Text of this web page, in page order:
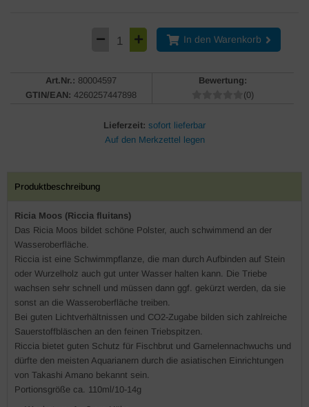
In den Warenkorb
Art.Nr.: 80004597
GTIN/EAN: 4260257447898
Bewertung:
(0)
Lieferzeit: sofort lieferbar
Produktbeschreibung
Ricia Moos (Riccia fluitans)
Das Ricia Moos bildet schöne Polster, auch schwimmend an der
Wasseroberfläche.
Riccia ist eine Schwimmpflanze, die man durch Aufbinden auf Stein
oder Wurzelholz auch gut unter Wasser halten kann. Die Triebe
wachsen sehr schnell und müssen dann ggf. gekürzt werden, da sie
sonst an die Wasseroberfläche treiben.
Bei guten Lichtverhältnissen und CO2-Zugabe bilden sich zahlreiche
Sauerstoffbläschen an den feinen Triebspitzen.
Riccia bietet guten Schutz für Fischbrut und Garnelennachwuchs und
dürfte den meisten Aquarianern durch die asiatischen Einrichtungen
von Takashi Amano bekannt sein.
Portionsgröße ca. 110ml/10-14g